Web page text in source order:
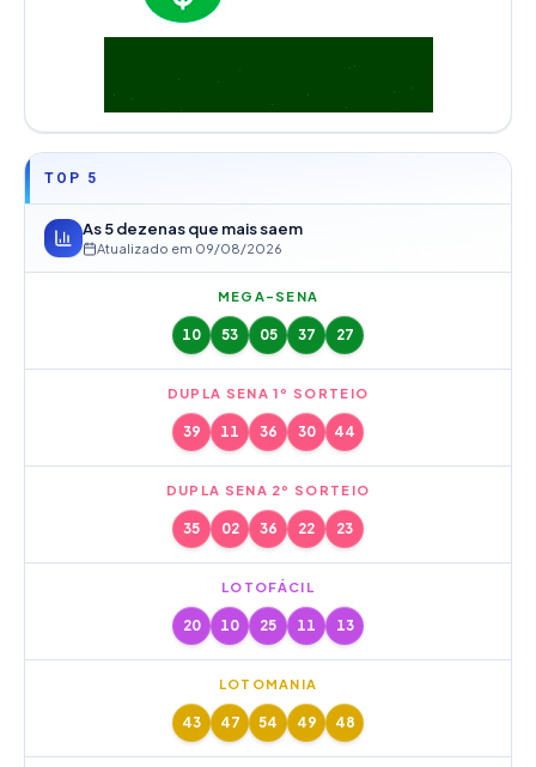
TOP 5
As 5 dezenas que mais saem
Atualizado em 09/08/2026
MEGA-SENA
10 53 05 37 27
DUPLA SENA 1º SORTEIO
39 11 36 30 44
DUPLA SENA 2º SORTEIO
35 02 36 22 23
LOTOFÁCIL
20 10 25 11 13
LOTOMANIA
43 47 54 49 48